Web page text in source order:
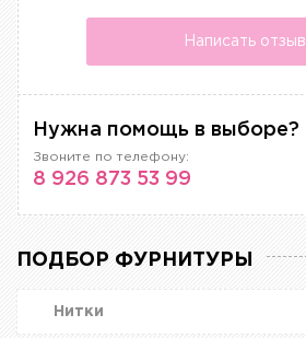
Написать отзыв
Нужна помощь в выборе?
Звоните по телефону:
8 926 873 53 99
ПОДБОР ФУРНИТУРЫ
Нитки